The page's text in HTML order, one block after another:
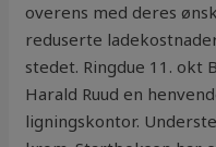
overens med deres
reduserte
stedet. Ringdue 11. okt
Harald Ruud en
ligningskontor.